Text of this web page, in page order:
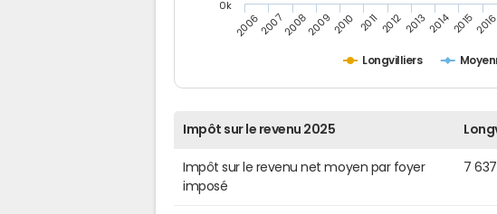
Longvilliers
20062007200820092010 2011 20122013201420152016
0k
Impôt sur le revenu 2025
Impôt sur le revenu net moyen par foyer
imposé
7